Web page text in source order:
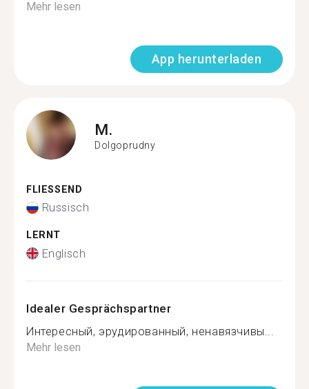
Mehr lesen
App herunterladen
M.
Dolgoprudny
FLIESSEND
Russisch
LERNT
Englisch
Idealer Gesprächspartner
Интересный, эрудированный, ненавязчивы...
Mehr lesen